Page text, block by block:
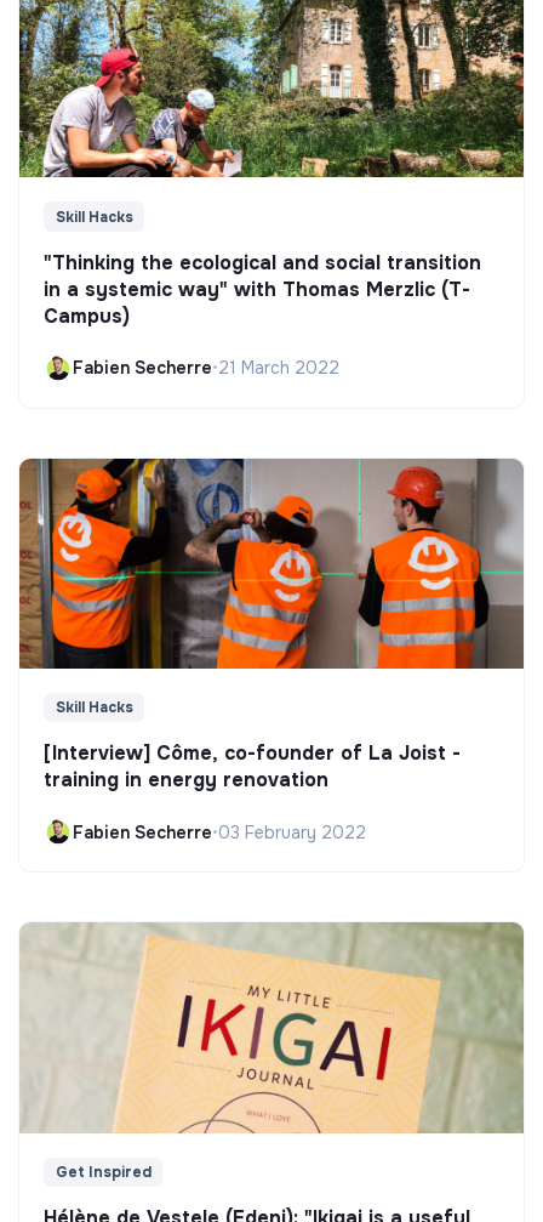
Skill Hacks
"Thinking the ecological and social transition
in a systemic way" with Thomas Merzlic (T-
Campus)
Fabien Secherre•21 March 2022
Skill Hacks
[Interview] Côme, co-founder of La Joist -
training in energy renovation
Fabien Secherre•03 February 2022
Get Inspired